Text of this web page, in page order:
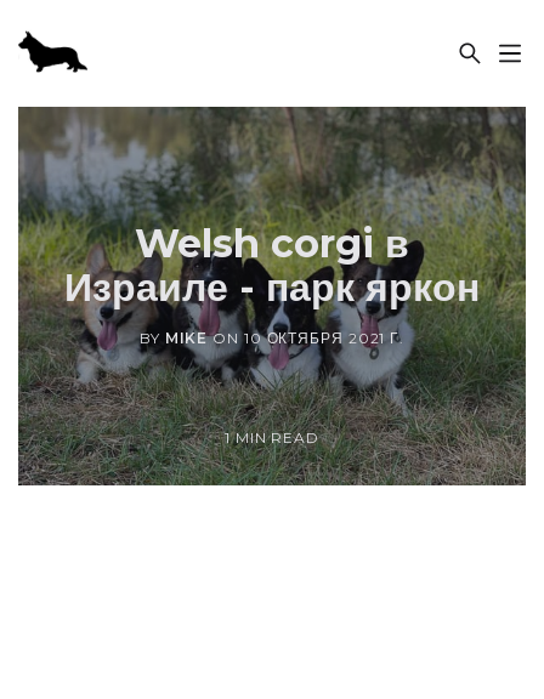
Welsh corgi в
Израиле - парк яркон
BY MIKEON 10 ОКТЯБРЯ 2021 Г.
1 MIN READ